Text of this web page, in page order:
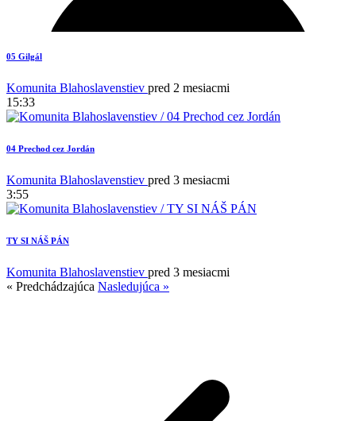
05 Gilgál
Komunita Blahoslavenstiev pred 2 mesiacmi
15:33
04 Prechod cez Jordán
Komunita Blahoslavenstiev pred 3 mesiacmi
3:55
TY SI NÁŠ PÁN
Komunita Blahoslavenstiev pred 3 mesiacmi
« Predchádzajúca Nasledujúca »